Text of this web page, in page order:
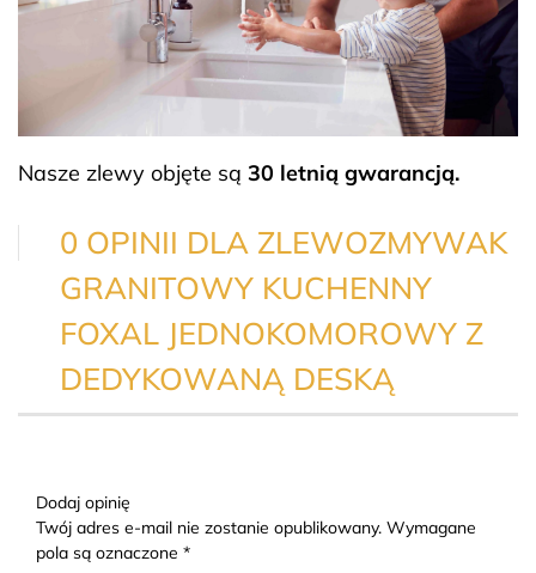
Nasze zlewy objęte są 30 letnią gwarancją.
0 OPINII DLA ZLEWOZMYWAK
GRANITOWY KUCHENNY
FOXAL JEDNOKOMOROWY Z
DEDYKOWANĄ DESKĄ
Dodaj opinię
Twój adres e-mail nie zostanie opublikowany. Wymagane
pola są oznaczone *